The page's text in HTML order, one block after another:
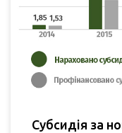
Субсидія за